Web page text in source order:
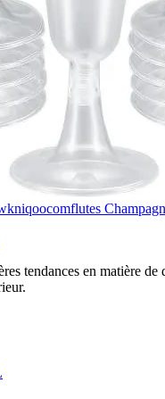
tendances en matière de